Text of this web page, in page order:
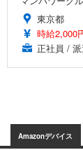
東京都
時給2,000
正社員 /
Amazonデバイス